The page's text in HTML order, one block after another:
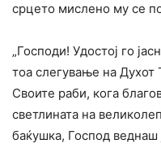
срцето мислено му се
„Господи! Удостој го
тоа слегување на Духот
Своите раби, кога
светлината на
баќушка, Господ веднаш